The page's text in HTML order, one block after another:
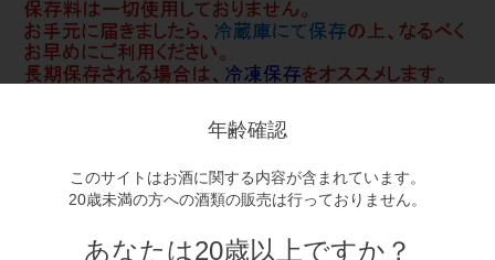
年齢確認
このサイトはお酒に関する内容が含まれています。
20歳未満の方への酒類の販売は行っておりません。
あなたは20歳以上ですか？